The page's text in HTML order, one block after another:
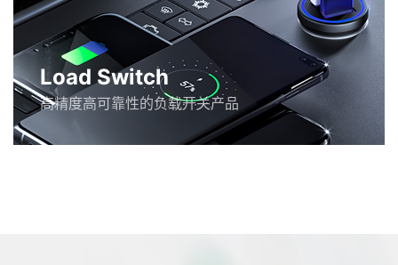
Load Switch
高精度高可靠性的负载开关产品